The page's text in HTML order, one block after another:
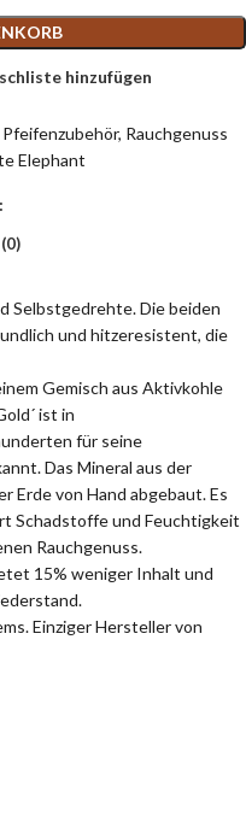
hinzufügen
Pfeifenzubehör, Rauchgenuss
Elephant
Selbstgedrehte. Die beiden
und hitzeresistent, die
Gemisch aus Aktivkohle
ist in
für seine
Das Mineral aus der
Erde von Hand abgebaut. Es
Schadstoffe und Feuchtigkeit
Rauchgenuss.
15% weniger Inhalt und
Einziger Hersteller von